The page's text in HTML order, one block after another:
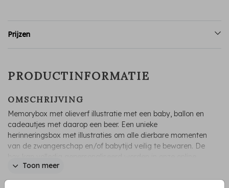
Prijzen
PRODUCTINFORMATIE
OMSCHRIJVING
Memorybox met olieverf illustratie met een baby, ballon en
cadeautjes met daarop een beer. Een unieke
herinneringsbox met illustraties om alle dierbare momenten
van de zwangerschap en/of babytijd veilig te bewaren. De
editor.Toon meer